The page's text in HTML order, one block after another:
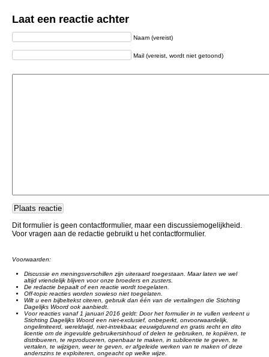
Laat een reactie achter
Naam (vereist)
Mail (vereist, wordt niet getoond)
Dit formulier is geen contactformulier, maar een discussiemogelijkheid.
Voor vragen aan de redactie gebruikt u het contactformulier.
Voorwaarden:
Discussie en meningsverschillen zijn uiteraard toegestaan. Maar laten we wel
altijd vriendelijk blijven voor onze broeders en zusters.
De redactie bepaalt of een reactie wordt toegelaten.
Off-topic reacties worden sowieso niet toegelaten.
Wilt u een bijbeltekst citeren, gebruik dan één van de vertalingen die Stichting
Dagelijks Woord ook aanbiedt.
Voor reacties vanaf 1 januari 2016 geldt: Door het formulier in te vullen verleent u
Stichting Dagelijks Woord een niet-exclusief, onbeperkt, onvoorwaardelijk,
ongelimiteerd, wereldwijd, niet-intrekbaar, eeuwigdurend en gratis recht en dito
licentie om de ingevulde gebruikersinhoud of delen te gebruiken, te kopiëren, te
distribueren, te reproduceren, openbaar te maken, in sublicentie te geven, te
vertalen, te wijzigen, weer te geven, er afgeleide werken van te maken of deze
anderszins te exploiteren, ongeacht op welke wijze.